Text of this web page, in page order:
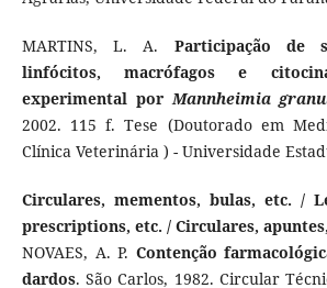
MARTINS, L. A. Participação de
linfócitos, macrófagos e
experimental por Mannheimia
2002. 115 f. Tese (Doutorado em
Clínica Veterinária ) - Universidade
Circulares, mementos, bulas, etc. /
prescriptions, etc. / Circulares,
NOVAES, A. P. Contenção
dardos. São Carlos, 1982. Circular